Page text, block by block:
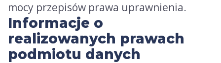
mocy przepisów prawa uprawnienia.
Informacje o
realizowanych prawach
podmiotu danych